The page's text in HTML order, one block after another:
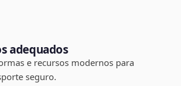
adequados
e recursos modernos para
seguro.